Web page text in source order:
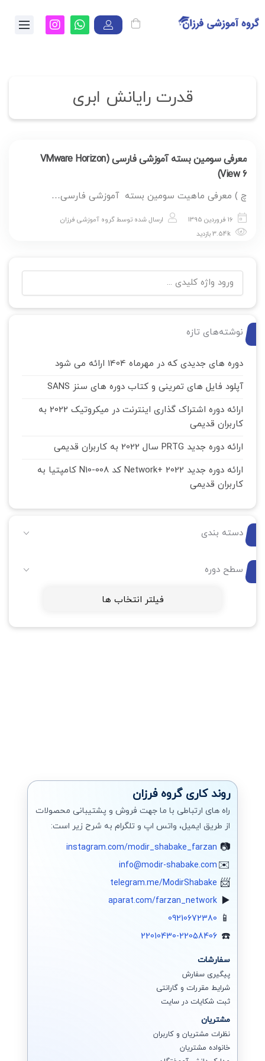
قدرت رایانش ابری
معرفی سومین بسته آموزشی فارسی (VMware Horizon
View 6)
چ ) معرفی ماهیت سومین بسته آموزشی فارسی…
16 فروردین 1395 ارسال شده توسطگروه آموزشی فرزان
نوشته‌های تازه
دوره های جدیدی که در مهرماه 1404 ارائه می شود
آپلود فایل های تمرینی و کتاب دوره های سنز SANS
ارائه دوره اشتراک گذاری اینترنت در میکروتیک 2022 به
کاربران قدیمی
ارائه دوره جدید PRTG سال 2022 به کاربران قدیمی
ارائه دوره جدید Network+ 2022 کد N10-008 کامپتیا به
کاربران قدیمی
دسته بندی
سطح دوره
فیلتر انتخاب ها
روند کاری گروه فرزان
راه های ارتباطی با ما جهت فروش و پشتیبانی محصولات
از طریق ایمیل، واتس اپ و تلگرام به شرح زیر است:
instagram.com/modir_shabake_farzan
info@modir-shabake.com
telegram.me/ModirShabake
aparat.com/farzan_network
09210672380
22010430-22058406
سفارشات
پیگیری سفارش
شرایط مقررات و گارانتی
ثبت شکایات در سایت
مشتریان
نظرات مشتریان و کاربران
خانواده مشتریان